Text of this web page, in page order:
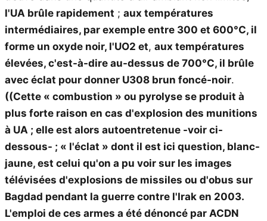
l'UA brûle rapidement ; aux températures
intermédiaires, par exemple entre 300 et 600°C, il
forme un oxyde noir, l'UO2 et, aux températures
élevées, c'est-à-dire au-dessus de 700°C, il brûle
avec éclat pour donner U308 brun foncé-noir.
((Cette « combustion » ou pyrolyse se produit à
plus forte raison en cas d'explosion des munitions
à UA ; elle est alors autoentretenue -voir ci-
dessous- ; « l'éclat » dont il est ici question, blanc-
jaune, est celui qu'on a pu voir sur les images
télévisées d'explosions de missiles ou d'obus sur
Bagdad pendant la guerre contre l'Irak en 2003.
L'emploi de ces armes a été dénoncé par ACDN